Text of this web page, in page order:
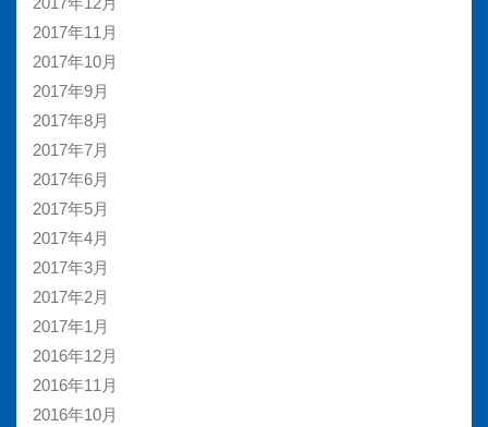
2017年11月
2017年10月
2017年9月
2017年8月
2017年7月
2017年6月
2017年5月
2017年4月
2017年3月
2017年2月
2017年1月
2016年12月
2016年11月
2016年10月